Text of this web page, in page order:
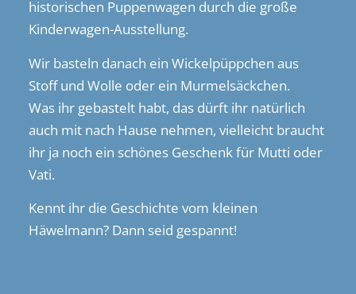
historischen Puppenwagen durch die große
Kinderwagen-Ausstellung.
Wir basteln danach ein Wickelpüppchen aus
Stoff und Wolle oder ein Murmelsäckchen.
Was ihr gebastelt habt, das dürft ihr natürlich
auch mit nach Hause nehmen, vielleicht braucht
ihr ja noch ein schönes Geschenk für Mutti oder
Vati.
Kennt ihr die Geschichte vom kleinen
Häwelmann? Dann seid gespannt!